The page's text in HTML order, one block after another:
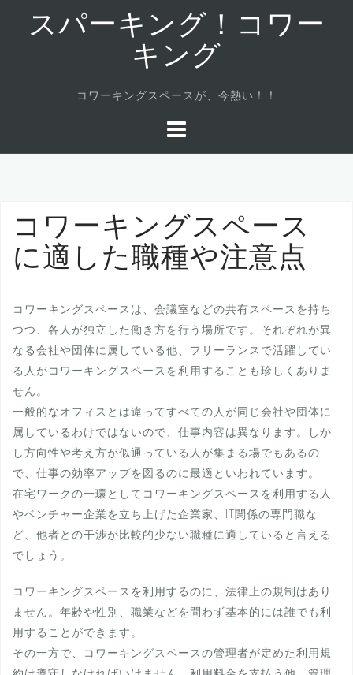
キ
スパーキング！コワー
キング
コワーキングスペースが、今熱い！！
コワーキングスペース
に適した職種や注意点
コワーキングスペースは、会議室などの共有スペースを持ち
つつ、各人が独立した働き方を行う場所です。それぞれが異
なる会社や団体に属している他、フリーランスで活躍してい
る人がコワーキングスペースを利用することも珍しくありま
せん。
一般的なオフィスとは違ってすべての人が同じ会社や団体に
属しているわけではないので、仕事内容は異なります。しか
し方向性や考え方が似通っている人が集まる場でもあるの
で、仕事の効率アップを図るのに最適といわれています。
在宅ワークの一環としてコワーキングスペースを利用する人
やベンチャー企業を立ち上げた企業家、IT関係の専門職な
ど、他者との干渉が比較的少ない職種に適していると言える
でしょう。
コワーキングスペースを利用するのに、法律上の規制はあり
ません。年齢や性別、職業などを問わず基本的には誰でも利
用することができます。
その一方で、コワーキングスペースの管理者が定めた利用規